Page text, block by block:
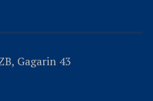
Gagarin 43